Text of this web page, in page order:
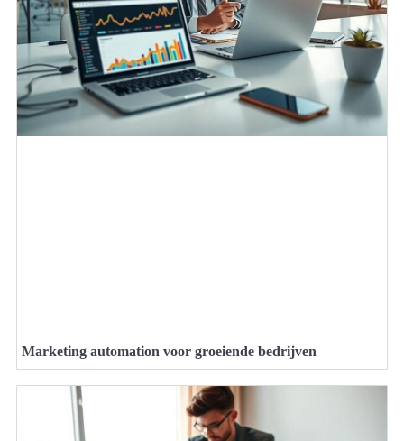
Marketing automation voor groeiende bedrijven